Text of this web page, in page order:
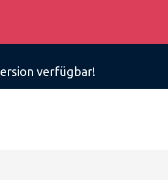
verfügbar!